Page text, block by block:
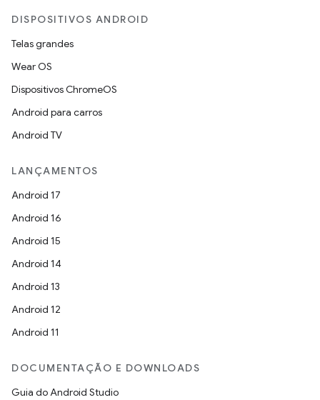
DISPOSITIVOS ANDROID
Telas grandes
Wear OS
Dispositivos ChromeOS
Android para carros
Android TV
LANÇAMENTOS
Android 17
Android 16
Android 15
Android 14
Android 13
Android 12
Android 11
DOCUMENTAÇÃO E DOWNLOADS
Guia do Android Studio